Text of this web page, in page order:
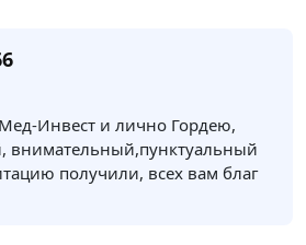
Инвест и лично Гордею,
внимательный,пунктуальный
получили, всех вам благ